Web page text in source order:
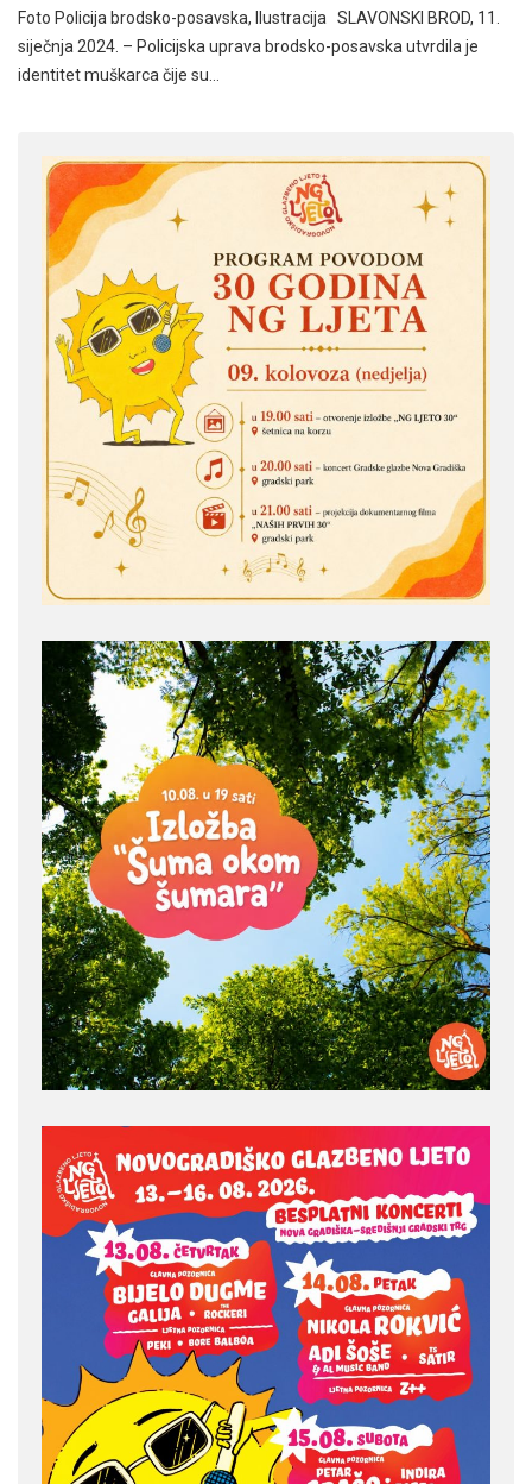
Foto Policija brodsko-posavska, Ilustracija SLAVONSKI BROD, 11.
siječnja 2024. – Policijska uprava brodsko-posavska utvrdila je
identitet muškarca čije su…